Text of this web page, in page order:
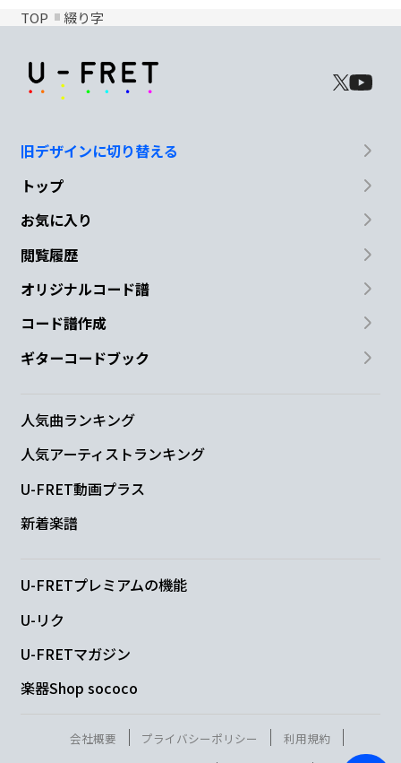
TOP 綴り字
旧デザインに切り替える
トップ
お気に入り
閲覧履歴
オリジナルコード譜
コード譜作成
ギターコードブック
人気曲ランキング
人気アーティストランキング
U-FRET動画プラス
新着楽譜
U-FRETプレミアムの機能
U-リク
U-FRETマガジン
楽器Shop sococo
会社概要 プライバシーポリシー 利用規約